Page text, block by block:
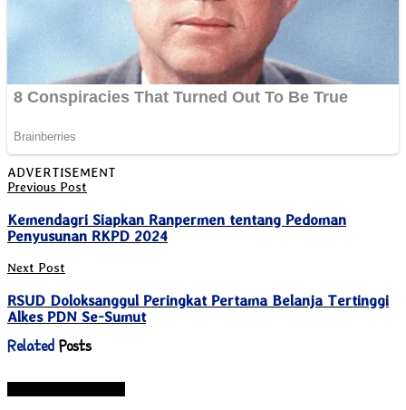
ADVERTISEMENT
Previous Post
Kemendagri Siapkan Ranpermen tentang Pedoman
Penyusunan RKPD 2024
Next Post
RSUD Doloksanggul Peringkat Pertama Belanja Tertinggi
Alkes PDN Se-Sumut
Related Posts